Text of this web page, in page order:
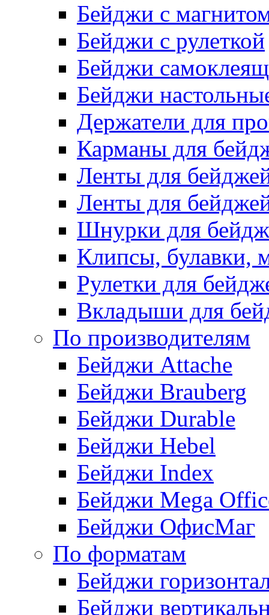
Бейджи с
Бейджи с рулеткой
Бейджи
Бейджи
Держатели для
Карманы для
Ленты для
Ленты для
Шнурки для
Клипсы, булавки,
Рулетки для
Вкладыши для
По производителям
Бейджи Attache
Бейджи Brauberg
Бейджи Durable
Бейджи Hebel
Бейджи Index
Бейджи Mega
Бейджи ОфисМаг
По форматам
Бейджи
Бейджи